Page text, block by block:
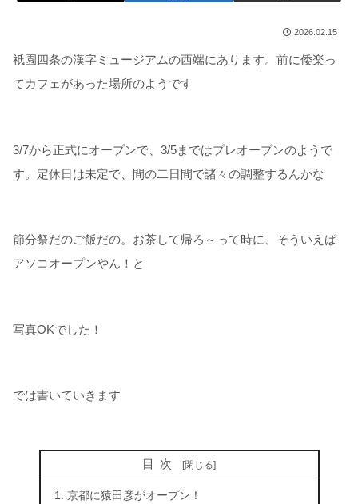
2026.02.15
祇園四条の漢字ミュージアムの西端にあります。前に倭楽っ
てカフェがあった場所のようです
3/7から正式にオープンで、3/5まではプレオープンのようで
す。定休日は未定で、間の二日間で諸々の調整するんかな
節分祭だのご飯だの。お茶して帰ろ～って時に、そういえば
アソコオープンやん！と
写真OKでした！
では書いていきます
目次
京都に猿田彦がオープン！